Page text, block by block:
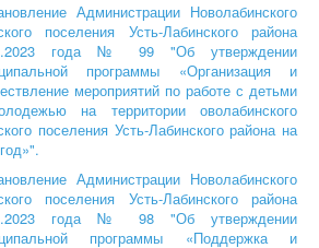
Администрации Новолабинского
поселения Усть-Лабинского района
года № 99 "Об утверждении
программы «Организация и
мероприятий по работе с детьми
на территории оволабинского
поселения Усть-Лабинского района на
Администрации Новолабинского
поселения Усть-Лабинского района
года № 98 "Об утверждении
программы «Поддержка и